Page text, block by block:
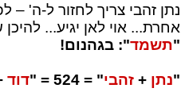
נתן זהבי צריך לחזור ל-ה' –
אחרת... אוי לאן יגיע...
"תשמד": בגהנום!
"נתן + זהבי" = 524 = " דוד